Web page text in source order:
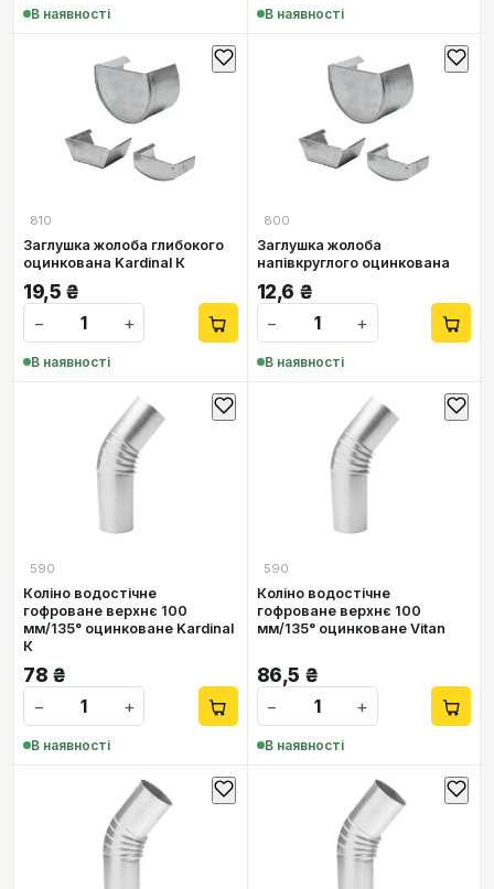
В наявності В наявності
810
Заглушка жолоба глибокого
оцинкована Kardinal К
19,5 ₴
−
+
В наявності
800
Заглушка жолоба
напівкруглого оцинкована
12,6 ₴
−
+
В наявності
590
Коліно водостічне
гофроване верхнє 100
мм/135° оцинковане Kardinal
К
78 ₴
−
+
В наявності
590
Коліно водостічне
гофроване верхнє 100
мм/135° оцинковане Vitan
86,5 ₴
−
+
В наявності